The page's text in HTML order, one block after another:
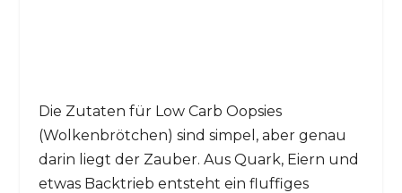
Die Zutaten für Low Carb Oopsies
(Wolkenbrötchen) sind simpel, aber genau
darin liegt der Zauber. Aus Quark, Eiern und
etwas Backtrieb entsteht ein fluffiges